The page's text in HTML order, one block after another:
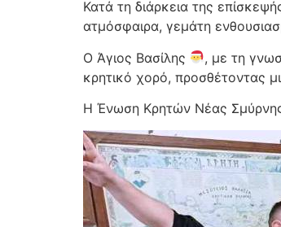
Κατά τη διάρκεια της
ατμόσφαιρα, γεμάτη
Ο Άγιος Βασίλης
, με τη
κρητικό χορό, προσθέτοντας
Η Ένωση Κρητών Νέας